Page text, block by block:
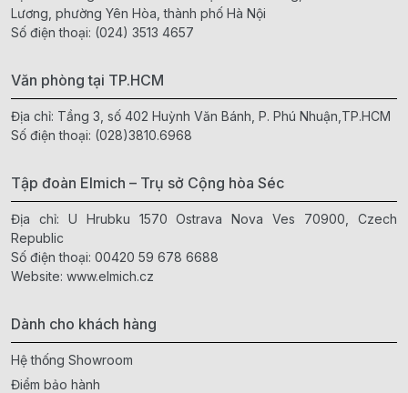
Lương, phường Yên Hòa, thành phố Hà Nội
Số điện thoại: (024) 3513 4657
Văn phòng tại TP.HCM
Địa chỉ: Tầng 3, số 402 Huỳnh Văn Bánh, P. Phú Nhuận,TP.HCM
Số điện thoại: (028)3810.6968
Tập đoàn Elmich – Trụ sở Cộng hòa Séc
Địa chỉ: U Hrubku 1570 Ostrava Nova Ves 70900, Czech
Republic
Số điện thoại: 00420 59 678 6688
Website: www.elmich.cz
Dành cho khách hàng
Hệ thống Showroom
Điểm bảo hành